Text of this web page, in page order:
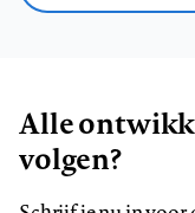
Alle
volgen?